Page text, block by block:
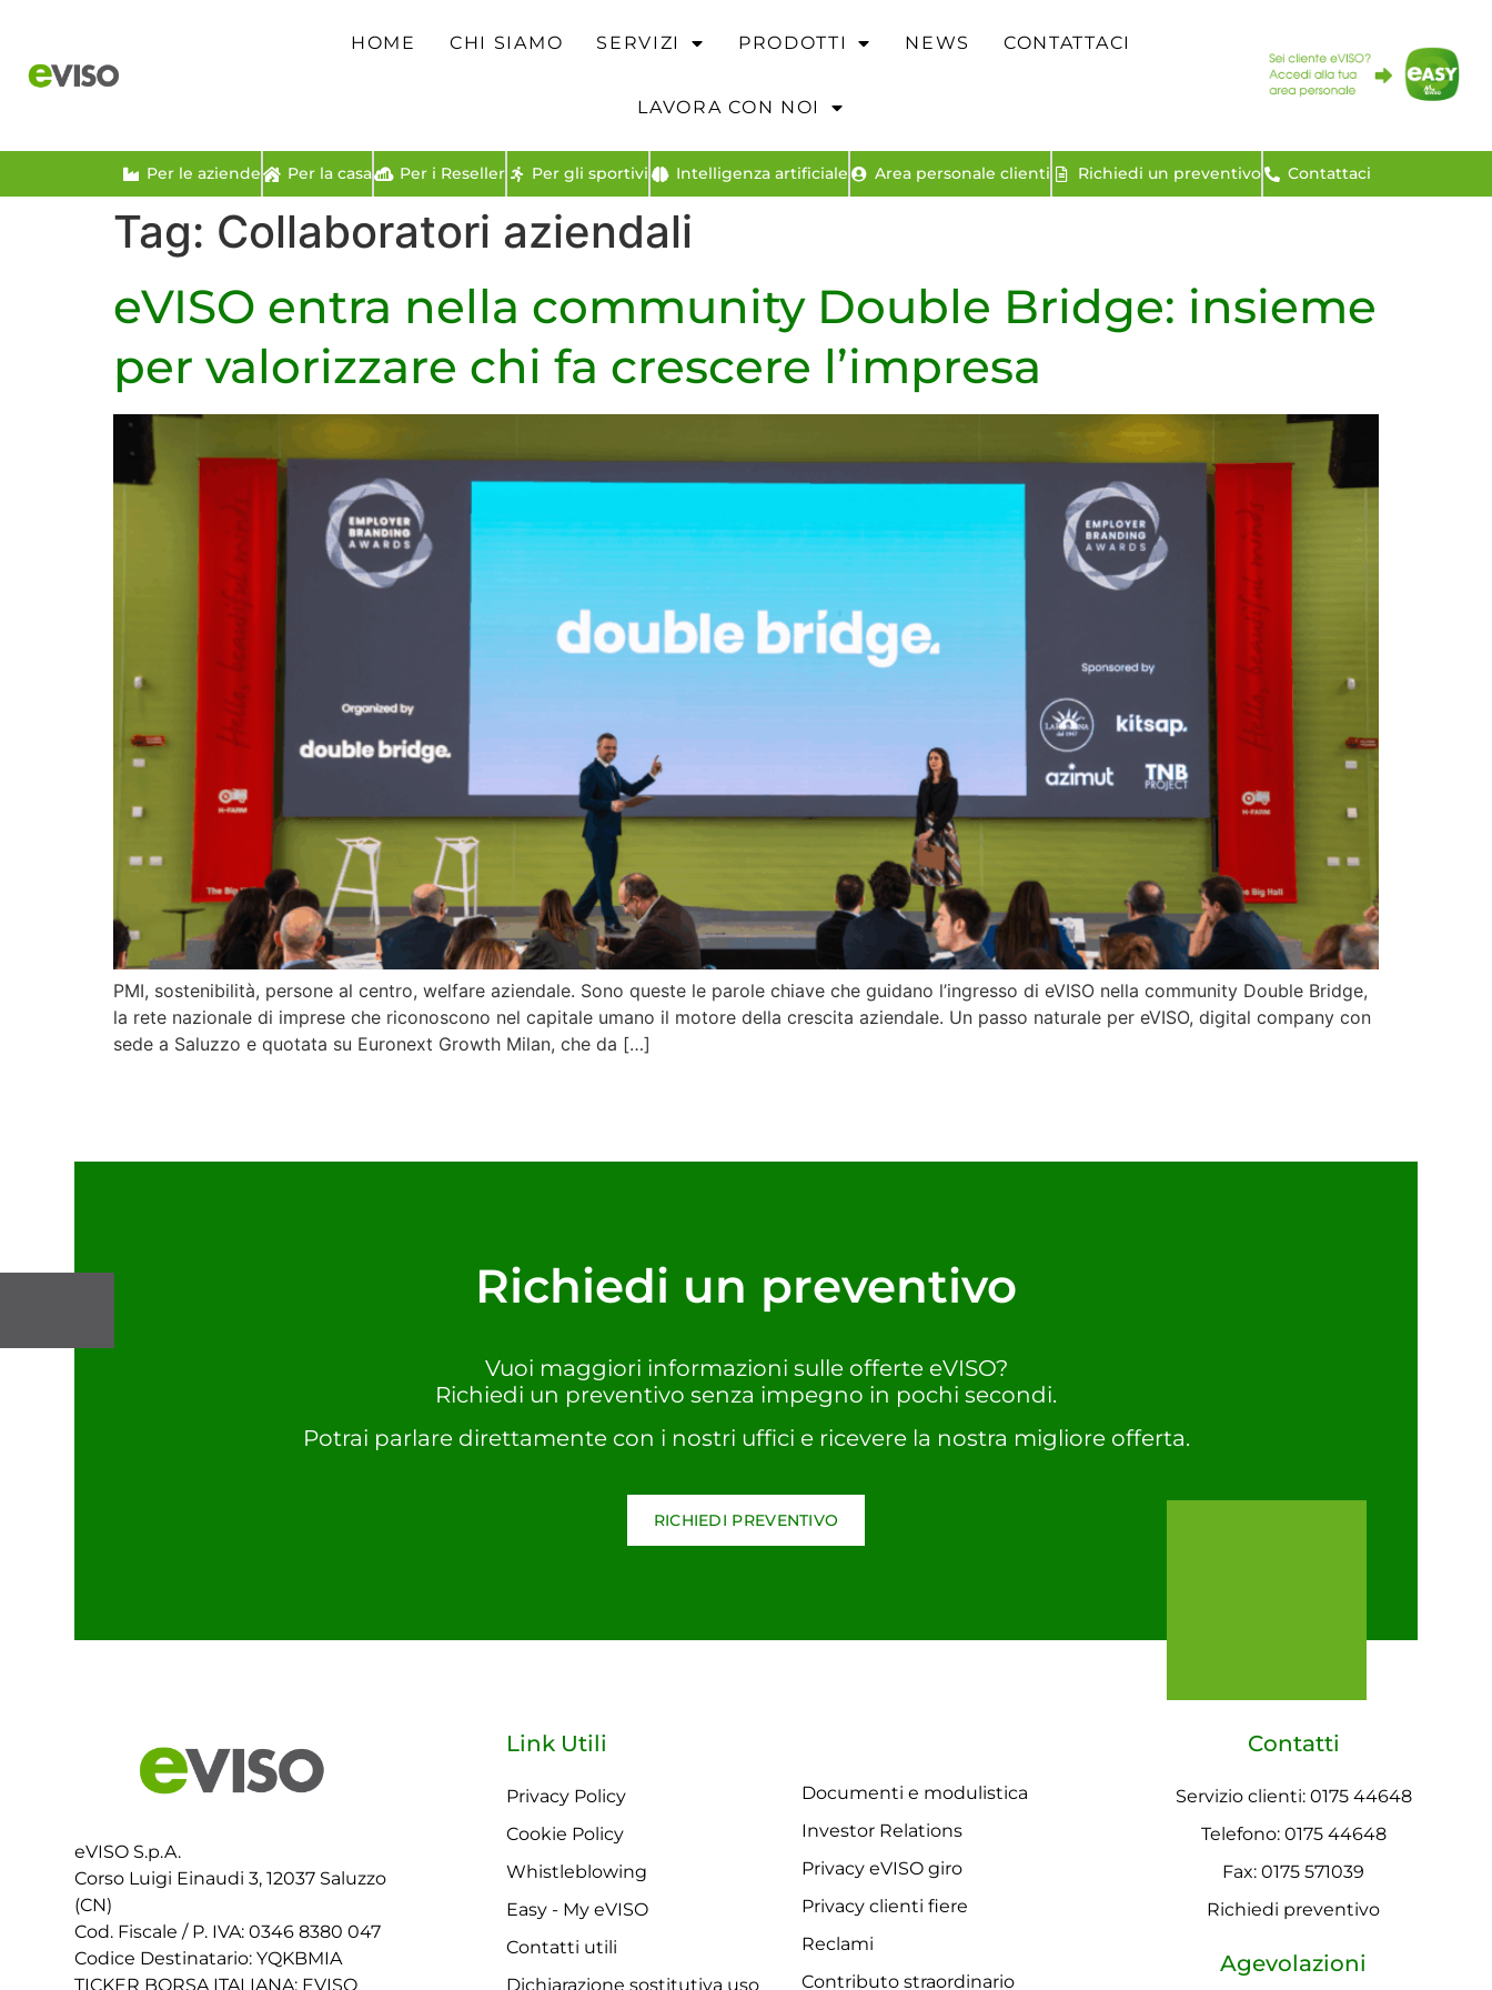
HOME CHI SIAMO SERVIZI PRODOTTI NEWS CONTATTACI
LAVORA CON NOI
Per le aziende Per la casa Per i Reseller Per gli sportivi Intelligenza artificiale Area personale clienti Richiedi un preventivo Contattaci
Tag: Collaboratori aziendali
eVISO entra nella community Double Bridge: insieme
per valorizzare chi fa crescere l’impresa
PMI, sostenibilità, persone al centro, welfare aziendale. Sono queste le parole chiave che guidano l’ingresso di eVISO nella community Double Bridge,
la rete nazionale di imprese che riconoscono nel capitale umano il motore della crescita aziendale. Un passo naturale per eVISO, digital company con
sede a Saluzzo e quotata su Euronext Growth Milan, che da […]
Richiedi un preventivo
Vuoi maggiori informazioni sulle offerte eVISO?
Richiedi un preventivo senza impegno in pochi secondi.
Potrai parlare direttamente con i nostri uffici e ricevere la nostra migliore offerta.
RICHIEDI PREVENTIVO
eVISO S.p.A.
Corso Luigi Einaudi 3, 12037 Saluzzo
(CN)
Cod. Fiscale / P. IVA: 0346 8380 047
Codice Destinatario: YQKBMIA
TICKER BORSA ITALIANA: EVISO
Link Utili
Privacy Policy
Cookie Policy
Whistleblowing
Easy - My eVISO
Contatti utili
Dichiarazione sostitutiva uso
Documenti e modulistica
Investor Relations
Privacy eVISO giro
Privacy clienti fiere
Reclami
Contributo straordinario
Contatti
Servizio clienti: 0175 44648
Telefono: 0175 44648
Fax: 0175 571039
Richiedi preventivo
Agevolazioni